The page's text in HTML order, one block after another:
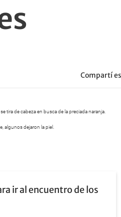
Compartí
, se tira de cabeza en busca de la preciada naranja.
algunos dejaron la piel.
ir al encuentro de los